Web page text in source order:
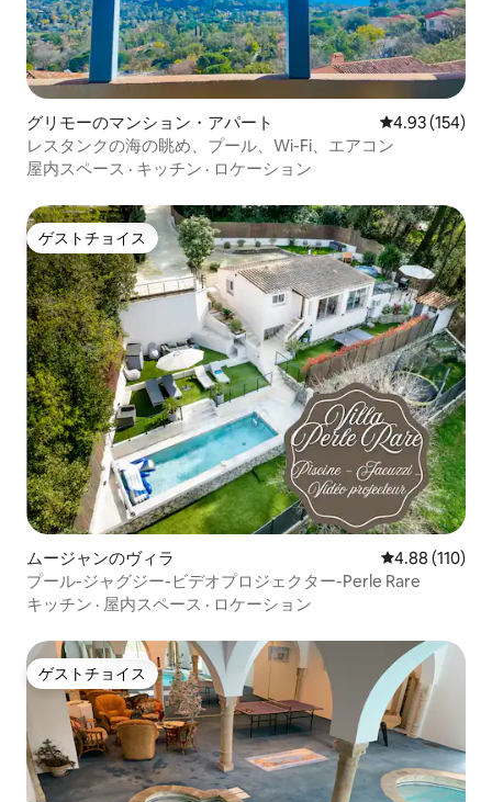
グリモーのマンション・アパート レビュー154
4.93 (154)
レスタンクの海の眺め、プール、Wi-Fi、エアコン
屋内スペース · キッチン · ロケーション
ゲストチョイス
ゲストチョイス
ムージャンのヴィラ レビュー110
4.88 (110)
プール-ジャグジー-ビデオプロジェクター-Perle Rare
キッチン · 屋内スペース · ロケーション
ゲストチョイス
ゲストチョイス